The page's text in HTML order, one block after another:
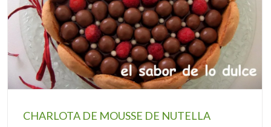
CHARLOTA DE MOUSSE DE NUTELLA